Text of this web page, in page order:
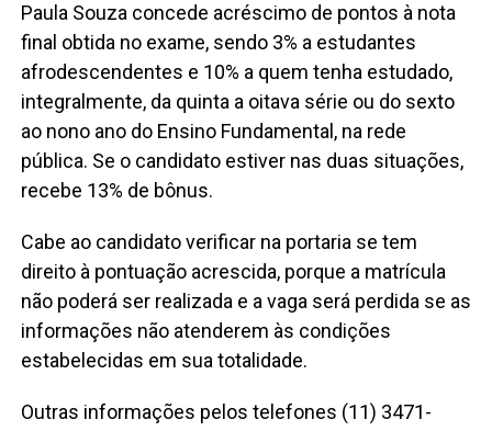
Paula Souza concede acréscimo de pontos à nota
final obtida no exame, sendo 3% a estudantes
afrodescendentes e 10% a quem tenha estudado,
integralmente, da quinta a oitava série ou do sexto
ao nono ano do Ensino Fundamental, na rede
pública. Se o candidato estiver nas duas situações,
recebe 13% de bônus.
Cabe ao candidato verificar na portaria se tem
direito à pontuação acrescida, porque a matrícula
não poderá ser realizada e a vaga será perdida se as
informações não atenderem às condições
estabelecidas em sua totalidade.
Outras informações pelos telefones (11) 3471-